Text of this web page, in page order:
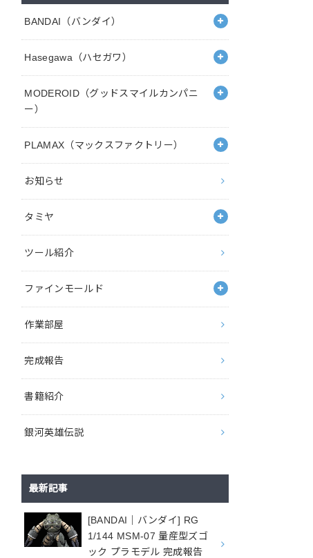
BANDAI（バンダイ）
Hasegawa（ハセガワ）
MODEROID（グッドスマイルカンパニ
ー）
PLAMAX（マックスファクトリー）
お知らせ
タミヤ
ツール紹介
ファインモールド
作業部屋
完成報告
書籍紹介
銀河英雄伝説
最新記事
[BANDAI｜バンダイ] RG
1/144 MSM-07 量産型ズゴ
ック プラモデル 完成報告